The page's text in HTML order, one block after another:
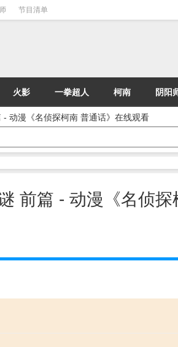
节目清单
火影 一拳超人 柯南 阴阳
动漫《名侦探柯南 普通话》在线观看
前篇 - 动漫《名侦探